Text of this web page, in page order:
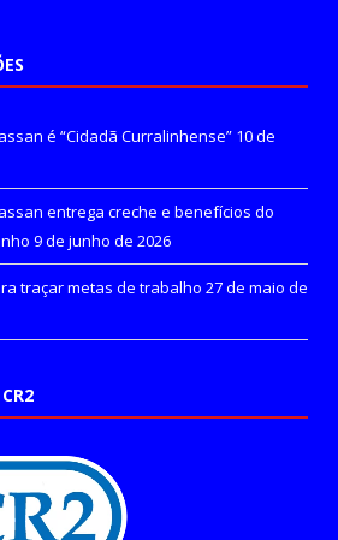
é “Cidadã Curralinhense” 10 de
entrega creche e benefícios do
9 de junho de 2026
traçar metas de trabalho 27 de maio de